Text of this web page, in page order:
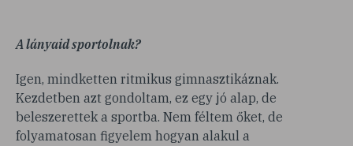
A lányaid sportolnak?
Igen, mindketten ritmikus gimnasztikáznak.
Kezdetben azt gondoltam, ez egy jó alap, de
beleszerettek a sportba. Nem féltem őket, de
folyamatosan figyelem hogyan alakul a